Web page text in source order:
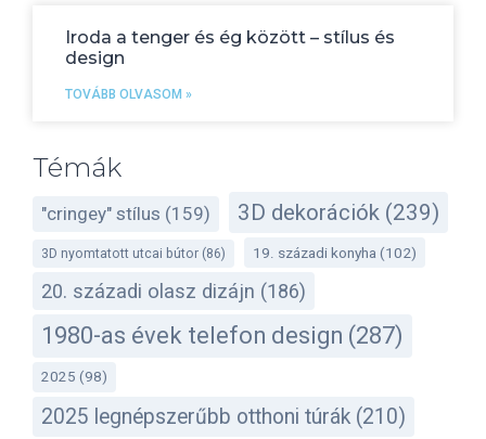
Iroda a tenger és ég között – stílus és
design
TOVÁBB OLVASOM »
Témák
"cringey" stílus (159) 3D dekorációk (239)
3D nyomtatott utcai bútor (86) 19. századi konyha (102)
20. századi olasz dizájn (186)
1980-as évek telefon design (287)
2025 (98)
2025 legnépszerűbb otthoni túrák (210)